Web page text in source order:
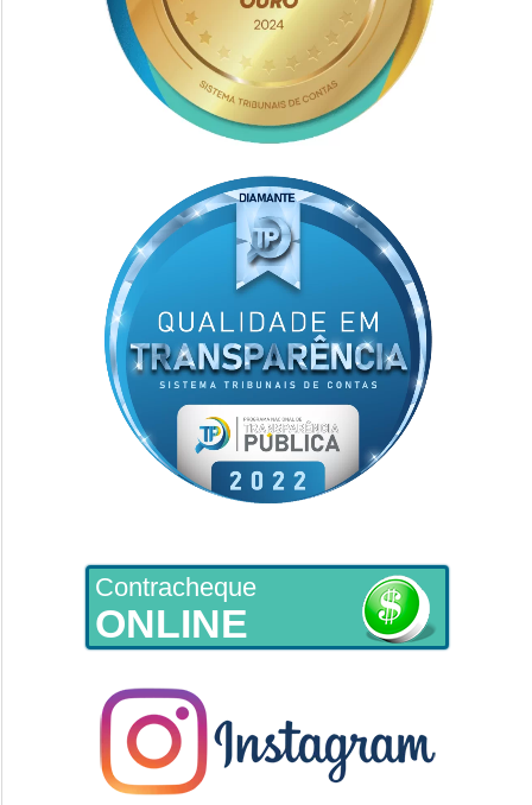
Contracheque
ONLINE